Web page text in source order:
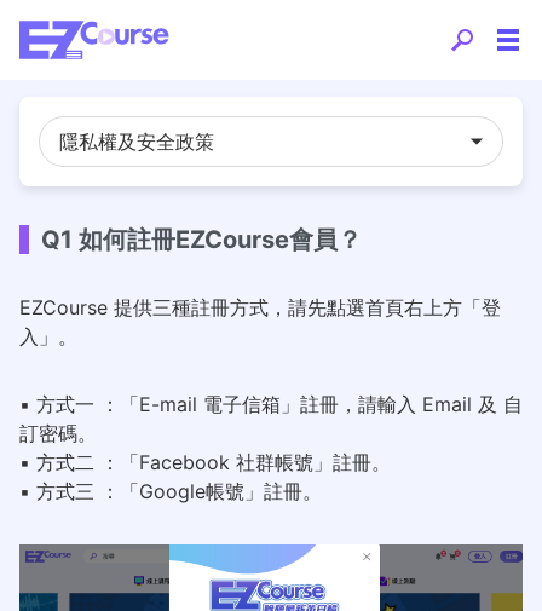
隱私權及安全政策
Q1 如何註冊EZCourse會員？
EZCourse 提供三種註冊方式，請先點選首頁右上方「登
入」。
▪ 方式一 ：「E-mail 電子信箱」註冊，請輸入 Email 及 自
訂密碼。
▪ 方式二 ：「Facebook 社群帳號」註冊。
▪ 方式三 ：「Google帳號」註冊。